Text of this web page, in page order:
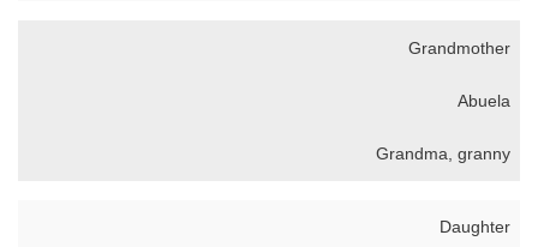
Grandmother
Abuela
Grandma, granny
Daughter